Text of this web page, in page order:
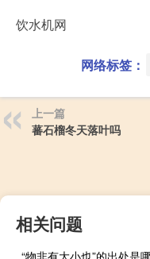
饮水机网
网络标签：
上一篇
蕃石榴冬天落叶吗
相关问题